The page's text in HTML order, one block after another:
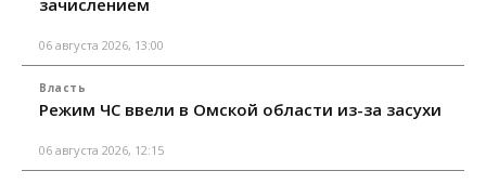
зачислением
06 августа 2026, 13:00
Власть
Режим ЧС ввели в Омской области из-за засухи
06 августа 2026, 12:15